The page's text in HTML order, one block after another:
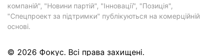
компаній", "Новини партій", "Інновації", "Позиція",
"Спецпроект за підтримки" публікуються на комерційній
основі.
© 2026 Фокус. Всі права захищені.